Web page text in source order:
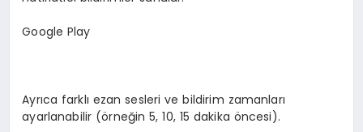
Google Play
Ayrıca farklı ezan sesleri ve bildirim zamanları
ayarlanabilir (örneğin 5, 10, 15 dakika öncesi).